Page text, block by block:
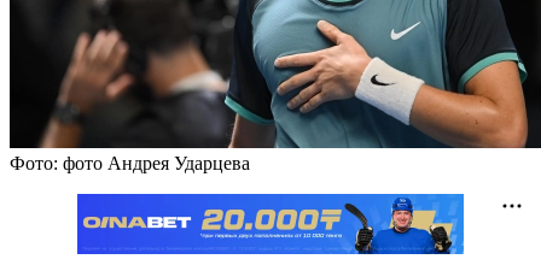
Фото: фото Андрея Ударцева